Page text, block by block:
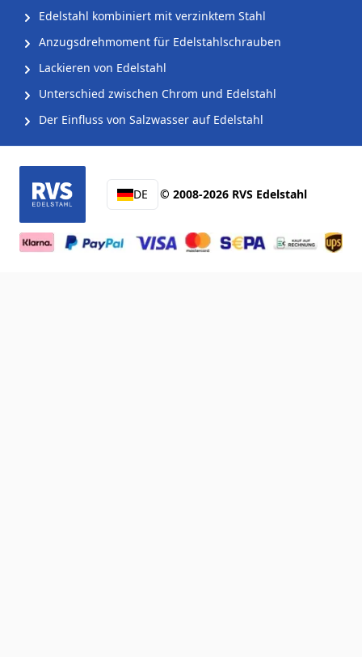
Edelstahl kombiniert mit verzinktem Stahl
Anzugsdrehmoment für Edelstahlschrauben
Lackieren von Edelstahl
Unterschied zwischen Chrom und Edelstahl
Der Einfluss von Salzwasser auf Edelstahl
DE © 2008-2026 RVS Edelstahl